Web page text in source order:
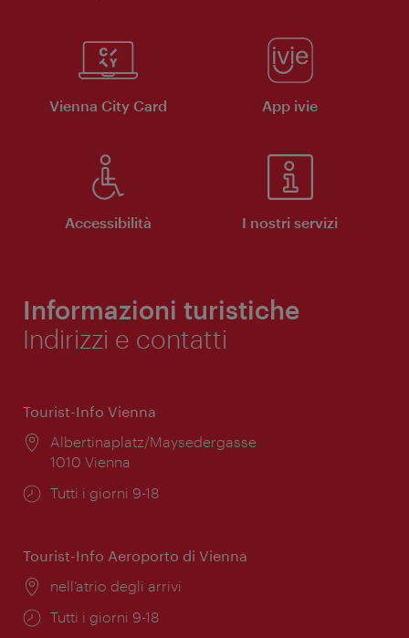
Vienna City Card App ivie
Accessibilità I nostri servizi
Informazioni turistiche
Indirizzi e contatti
Tourist-Info Vienna
Posizione:
Albertinaplatz/Maysedergasse
1010 Vienna
Orari
Tutti i giorni 9-18
Tourist-Info Aeroporto di Vienna
Posizione:
nell’atrio degli arrivi
Orari
Tutti i giorni 9-18